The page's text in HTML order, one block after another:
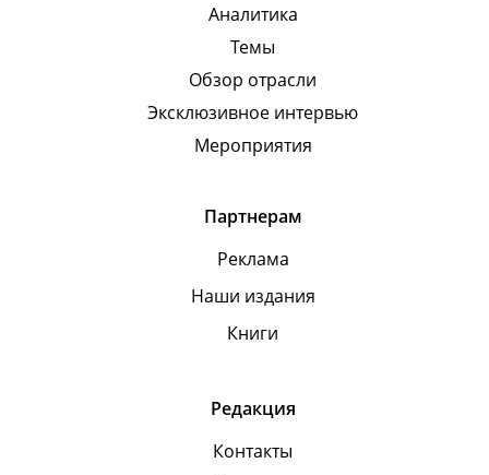
Аналитика
Темы
Обзор отрасли
Эксклюзивное интервью
Мероприятия
Партнерам
Реклама
Наши издания
Книги
Редакция
Контакты